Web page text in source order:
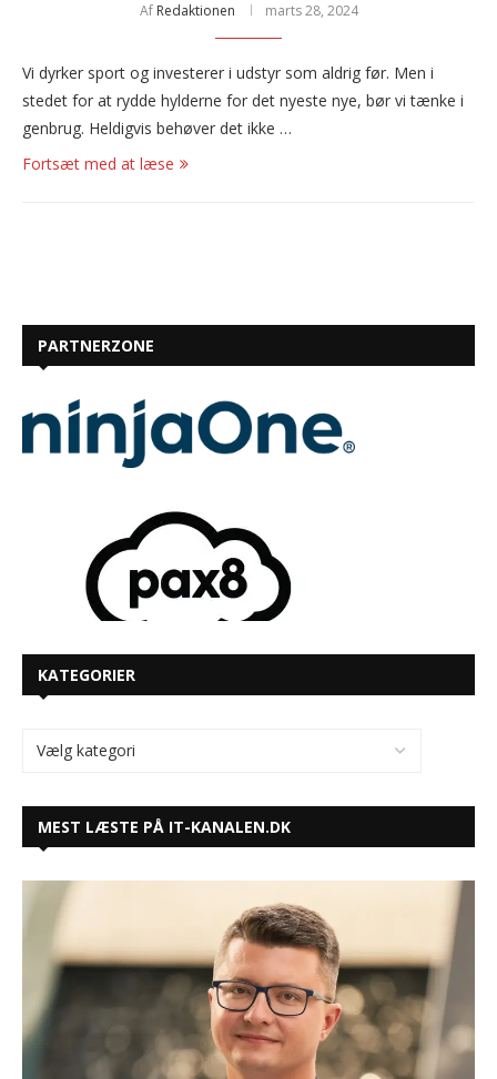
Af Redaktionen marts 28, 2024
Vi dyrker sport og investerer i udstyr som aldrig før. Men i
stedet for at rydde hylderne for det nyeste nye, bør vi tænke i
genbrug. Heldigvis behøver det ikke …
Fortsæt med at læse
PARTNERZONE
KATEGORIER
MEST LÆSTE PÅ IT-KANALEN.DK